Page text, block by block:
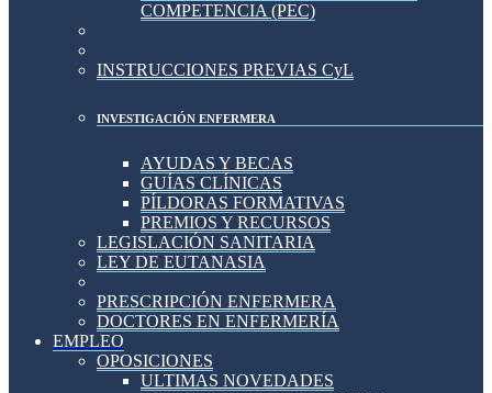
COMPETENCIA (PEC)
INSTRUCCIONES PREVIAS CyL
INVESTIGACIÓN ENFERMERA
AYUDAS Y BECAS
GUÍAS CLÍNICAS
PÍLDORAS FORMATIVAS
PREMIOS Y RECURSOS
LEGISLACIÓN SANITARIA
LEY DE EUTANASIA
PRESCRIPCIÓN ENFERMERA
DOCTORES EN ENFERMERÍA
EMPLEO
OPOSICIONES
ULTIMAS NOVEDADES